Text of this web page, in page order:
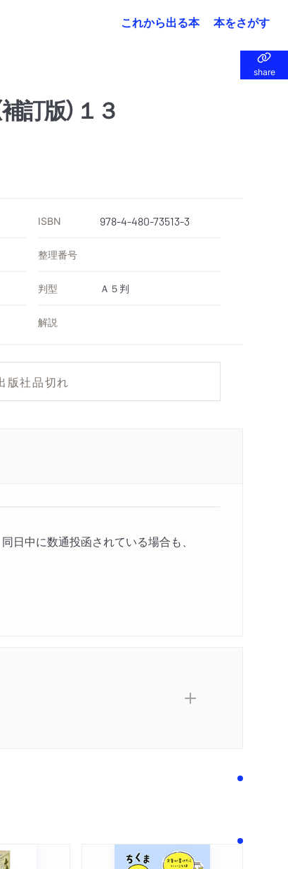
これから出る本 本をさがす
share
share
訂版）１３
ISBN 978-4-480-73513-3
整理番号
判型 Ａ５判
解説
版社品切れ
中に数通投函されている場合も、